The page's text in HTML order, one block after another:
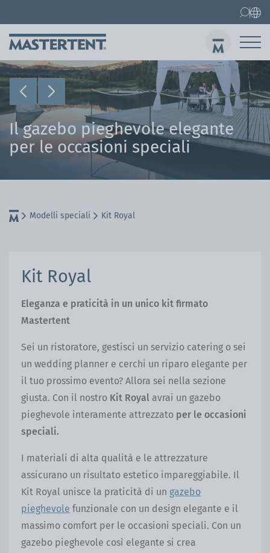
Il gazebo pieghevole elegante
per le occasioni speciali
Modelli speciali Kit Royal
Kit Royal
Eleganza e praticità in un unico kit firmato
Mastertent
Sei un ristoratore, gestisci un servizio catering o sei
un wedding planner e cerchi un riparo elegante per
il tuo prossimo evento? Allora sei nella sezione
giusta. Con il nostro Kit Royal avrai un gazebo
pieghevole interamente attrezzato per le occasioni
speciali.
I materiali di alta qualità e le attrezzature
assicurano un risultato estetico impareggiabile. Il
Kit Royal unisce la praticità di un gazebo
pieghevole funzionale con un design elegante e il
massimo comfort per le occasioni speciali. Con un
gazebo pieghevole così elegante si crea
Contatti FAQ
Gazebo pieghevoli
Gazebo 3x3 m